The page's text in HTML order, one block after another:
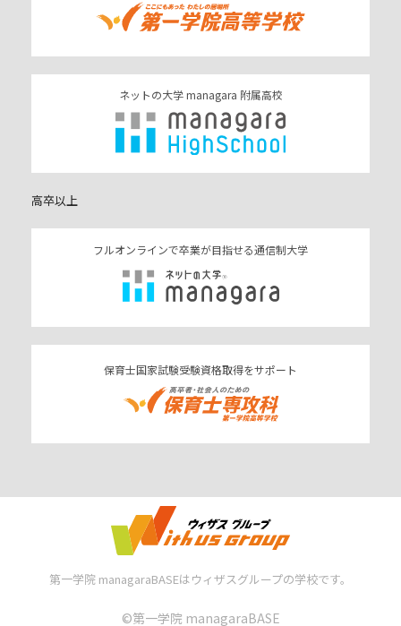
ネットの大学 managara 附属高校
高卒以上
フルオンラインで卒業が目指せる通信制大学
保育士国家試験受験資格取得をサポート
第一学院 managaraBASEはウィザスグループの学校です。
©︎第一学院 managaraBASE